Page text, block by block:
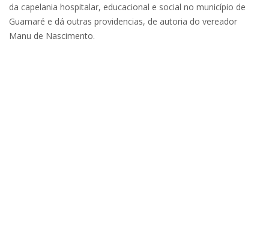
da capelania hospitalar, educacional e social no município de
Guamaré e dá outras providencias, de autoria do vereador
Manu de Nascimento.